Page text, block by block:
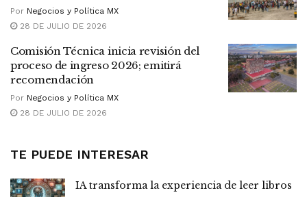
Por Negocios y Política MX
28 DE JULIO DE 2026
Comisión Técnica inicia revisión del
proceso de ingreso 2026; emitirá
recomendación
Por Negocios y Política MX
28 DE JULIO DE 2026
TE PUEDE INTERESAR
IA transforma la experiencia de leer libros